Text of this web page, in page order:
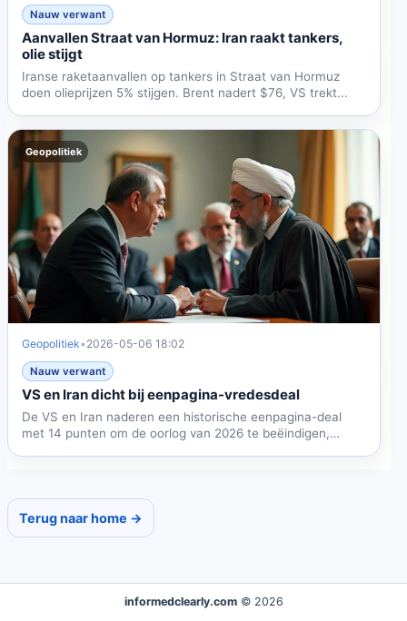
Nauw verwant
Aanvallen Straat van Hormuz: Iran raakt tankers,
olie stijgt
Iranse raketaanvallen op tankers in Straat van Hormuz
doen olieprijzen 5% stijgen. Brent nadert $76, VS trekt...
Geopolitiek
Geopolitiek• 2026-05-06 18:02
Nauw verwant
VS en Iran dicht bij eenpagina-vredesdeal
De VS en Iran naderen een historische eenpagina-deal
met 14 punten om de oorlog van 2026 te beëindigen,
Terug naar home →
informedclearly.com © 2026